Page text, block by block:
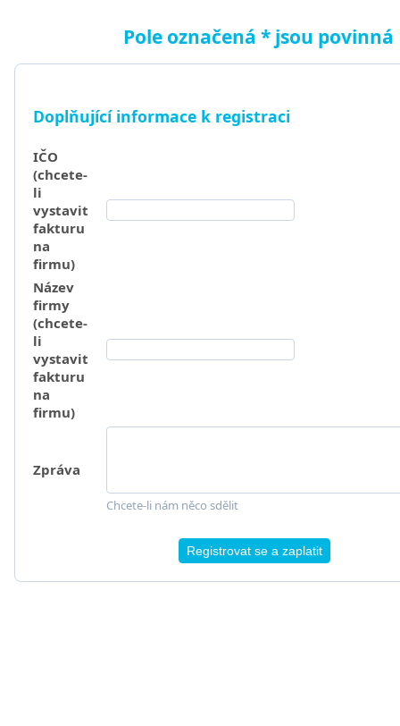
Pole označená * jsou povinná
Doplňující informace k registraci
IČO
(chcete-
li
vystavit
fakturu
na
firmu)
Název
firmy
(chcete-
li
vystavit
fakturu
na
firmu)
Zpráva
Chcete-li nám něco sdělit